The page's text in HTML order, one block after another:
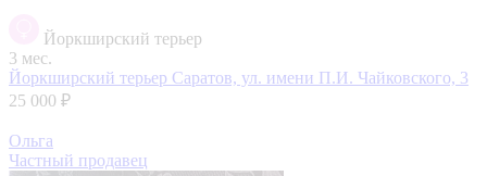
Йоркширский терьер
3 мес.
Йоркширский терьер Саратов, ул. имени П.И. Чайковского, 3
25 000 ₽
Ольга
Частный продавец